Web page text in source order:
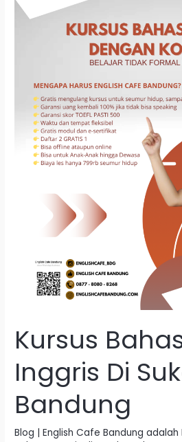
Kursus
Inggris Di
Bandung
Blog | English Cafe Bandung adalah
Inggris